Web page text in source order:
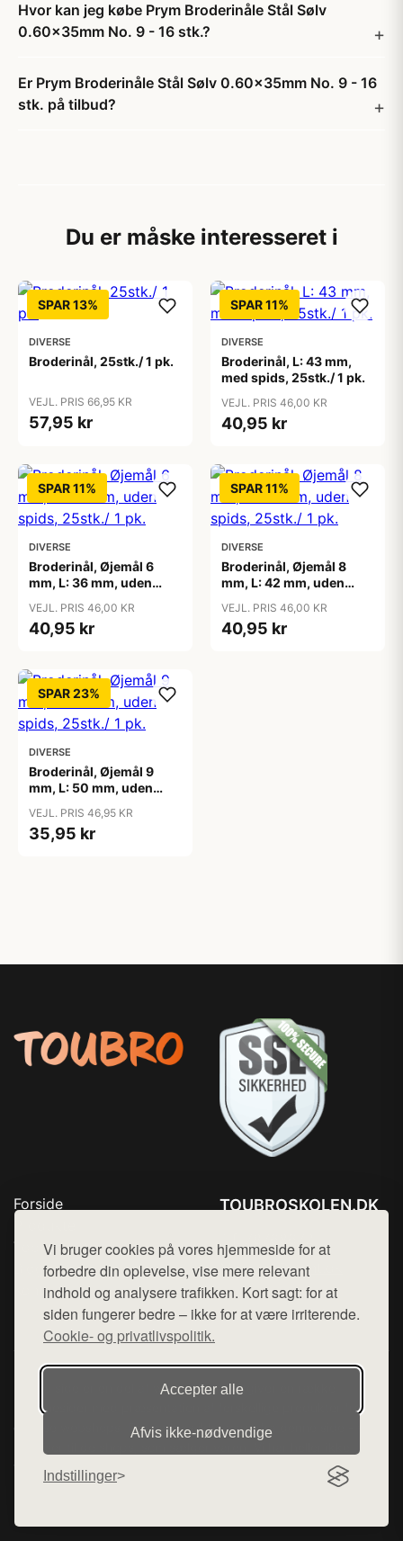
Vi bruger cookies på vores hjemmeside for at
forbedre din oplevelse, vise mere relevant
indhold og analysere trafikken. Kort sagt: for at
siden fungerer bedre – ikke for at være irriterende.
Cookie- og privatlivspolitik.
Accepter alle
Afvis ikke‑nødvendige
Indstillinger
Hvor kan jeg købe Prym Broderinåle Stål Sølv
0.60x35mm No. 9 - 16 stk.?
Er Prym Broderinåle Stål Sølv 0.60x35mm No. 9 - 16
stk. på tilbud?
Du er måske interesseret i
SPAR 13%
DIVERSE
Broderinål, 25stk./ 1 pk.
VEJL. PRIS 66,95 KR
57,95 kr
SPAR 11%
DIVERSE
Broderinål, L: 43 mm,
med spids, 25stk./ 1 pk.
VEJL. PRIS 46,00 KR
40,95 kr
SPAR 11%
DIVERSE
Broderinål, Øjemål 6
mm, L: 36 mm, uden
VEJL. PRIS 46,00 KR
40,95 kr
SPAR 11%
DIVERSE
Broderinål, Øjemål 8
mm, L: 42 mm, uden
VEJL. PRIS 46,00 KR
40,95 kr
SPAR 23%
DIVERSE
Broderinål, Øjemål 9
mm, L: 50 mm, uden
VEJL. PRIS 46,95 KR
35,95 kr
Forside
Top Rabatter
Blog
Kontakt
TOUBROSKOLEN.DK
Mail: hej@want.dk
Cookie- og privatlivspolitik
Denne side er en del af want.dk, der udgiver en række
hjemmesider med præsentation af forskellige produkter fra
diverse webshops. Der sælges ikke varer fra denne side - vi
henviser til de shops, som sælger varen. Vi har heller ikke
varerne på lager.